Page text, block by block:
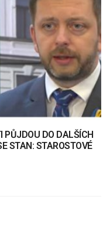
PŮJDOU DO DALŠÍCH
STAN: STAROSTOVÉ